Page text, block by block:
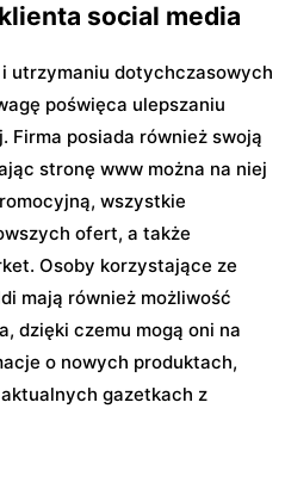
social media
utrzymaniu dotychczasowych
poświęca ulepszaniu
Firma posiada również swoją
stronę www można na niej
wszystkie
ofert, a także
Osoby korzystające ze
mają również możliwość
dzięki czemu mogą oni na
o nowych produktach,
gazetkach z